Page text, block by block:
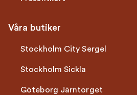
Våra butiker
Stockholm City Sergel
Stockholm Sickla
Göteborg Järntorget